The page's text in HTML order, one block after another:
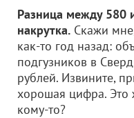
Разница между 580
накрутка. Скажи
как-то год назад:
подгузников в
рублей. Извините,
хорошая цифра.
кому-то?